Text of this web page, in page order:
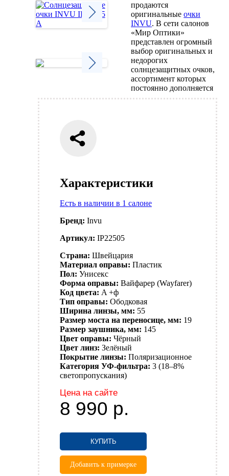
Характеристики
Есть в наличии в 1 салоне
Бренд: Invu
Артикул: IP22505
Страна: Швейцария
Материал оправы: Пластик
Пол: Унисекс
Форма оправы: Вайфарер (Wayfarer)
Код цвета: A +ф
Тип оправы: Ободковая
Ширина линзы, мм: 55
Размер моста на переносице, мм: 19
Размер заушника, мм: 145
Цвет оправы: Чёрный
Цвет линз: Зелёный
Покрытие линзы: Поляризационное
Категория УФ-фильтра: 3 (18–8%
светопропускания)
Цена на сайте
8 990 р.
КУПИТЬ
Добавить к примерке
продаются
оригинальныеочки
INVU. В сети салонов
«Мир Оптики»
представлен огромный
выбор оригинальных и
недорогих
солнцезащитных очков,
ассортимент которых
постоянно дополняется